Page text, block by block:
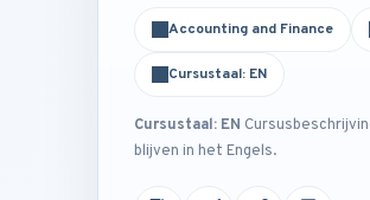
Accounting and Finance
Cursustaal: EN
Cursustaal: EN
blijven in het Engels.